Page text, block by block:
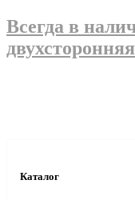
Всегда в
Каталог